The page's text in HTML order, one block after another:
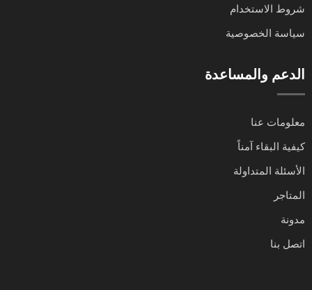
شروط الاستخدام
سياسة الخصوصية
الدعم والمساعدة
معلومات عنا
كيفية البقاء آمناً
الأسئلة المتداولة
المتاجر
مدونة
اتصل بنا